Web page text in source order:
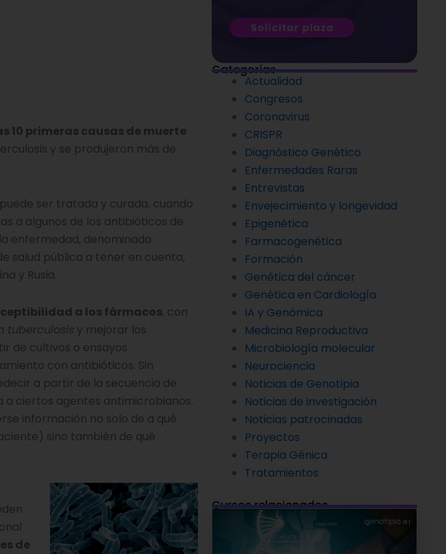
10 primeras causas de muerte
y se produjeron más de
puede ser tratada y curada, cuando
a algunos de los antibióticos de
enfermedad, denominada
salud pública a tener en cuenta,
y Rusia.
a los fármacos, con
tuberculosis y mejorar los
de cultivos o ensayos
con antibióticos. Sin
a partir de la secuencia de
a ciertos agentes antimicrobianos.
información no solo de a qué
sino también de qué
de
Categorías
Actualidad
Congresos
Coronavirus
CRISPR
Diagnóstico Genético
Enfermedades Raras
Entrevistas
Envejecimiento y longevidad
Epigenética
Farmacogenética
Formación
Genética del cáncer
Genética en Cardiología
IA y Genómica
Medicina Reproductiva
Microbiología molecular
Neurociencia
Noticias de Genotipia
Noticias de investigación
Noticias patrocinadas
Proyectos
Terapia Génica
Tratamientos
Cursos relacionados